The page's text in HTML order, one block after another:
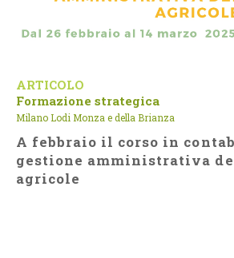
ARTICOLO
Formazione strategica
Milano Lodi Monza e della Brianza
A febbraio il corso in
gestione amministrativa
agricole